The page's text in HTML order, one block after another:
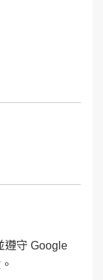
遵守 Google
。